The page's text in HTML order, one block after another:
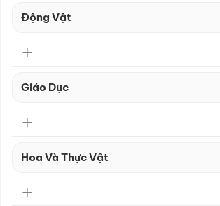
Động Vật
Giáo Dục
Hoa Và Thực Vật